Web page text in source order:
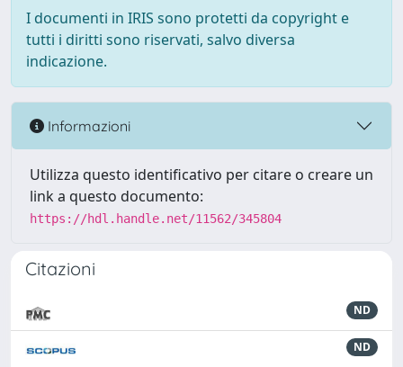
I documenti in IRIS sono protetti da copyright e
tutti i diritti sono riservati, salvo diversa
indicazione.
Informazioni
Utilizza questo identificativo per citare o creare un
link a questo documento:
https://hdl.handle.net/11562/345804
Citazioni
ND
ND